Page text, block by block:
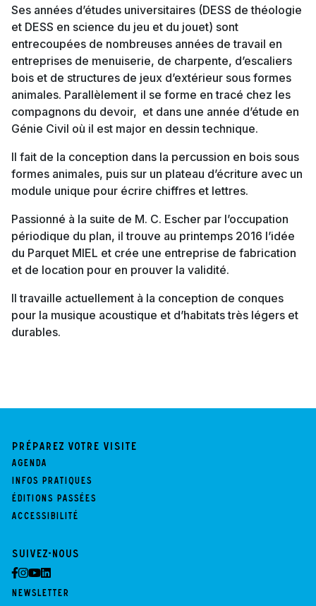
Ses années d’études universitaires (DESS de théologie
et DESS en science du jeu et du jouet) sont
entrecoupées de nombreuses années de travail en
entreprises de menuiserie, de charpente, d’escaliers
bois et de structures de jeux d’extérieur sous formes
animales. Parallèlement il se forme en tracé chez les
compagnons du devoir, et dans une année d’étude en
Génie Civil où il est major en dessin technique.
Il fait de la conception dans la percussion en bois sous
formes animales, puis sur un plateau d’écriture avec un
module unique pour écrire chiffres et lettres.
Passionné à la suite de M. C. Escher par l’occupation
périodique du plan, il trouve au printemps 2016 l’idée
du Parquet MIEL et crée une entreprise de fabrication
et de location pour en prouver la validité.
Il travaille actuellement à la conception de conques
pour la musique acoustique et d’habitats très légers et
durables.
Préparez votre visite
Agenda
Infos pratiques
Éditions passées
Accessibilité
Suivez-nous
Newsletter